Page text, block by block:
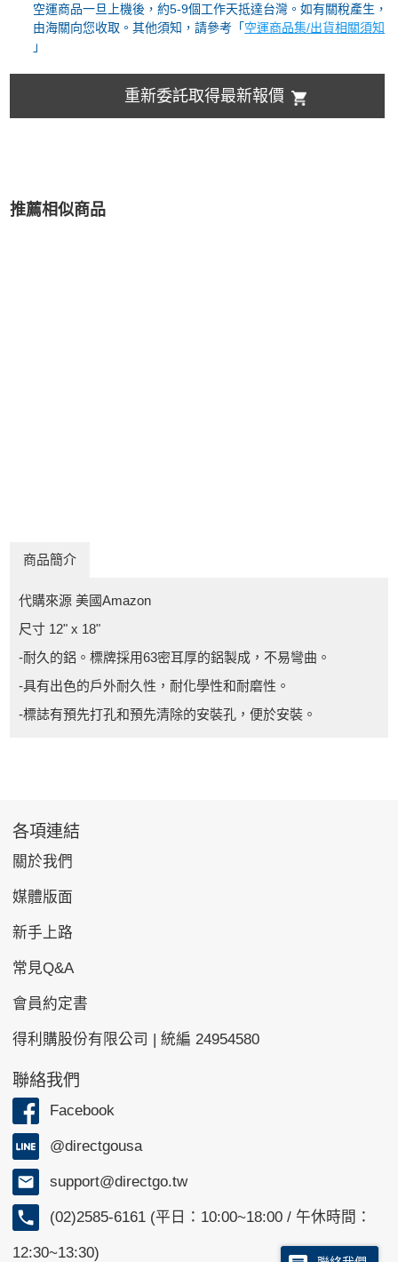
空運商品一旦上機後，約5-9個工作天抵達台灣。如有關稅產生，
由海關向您收取。其他須知，請參考「 空運商品集/出貨相關須知
」
重新委託取得最新報價
推薦相似商品
商品簡介
代購來源 美國Amazon
尺寸 12" x 18"
-耐久的鋁。標牌採用63密耳厚的鋁製成，不易彎曲。
-具有出色的戶外耐久性，耐化學性和耐磨性。
-標誌有預先打孔和預先清除的安裝孔，便於安裝。
各項連結
關於我們
媒體版面
新手上路
常見Q&A
會員約定書
得利購股份有限公司 | 統編 24954580
聯絡我們
Facebook
@directgousa
support@directgo.tw
(02)2585-6161 (平日：10:00~18:00 / 午休時間：
12:30~13:30)